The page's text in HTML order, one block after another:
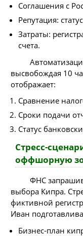
Соглашения с
Репутация:
Затраты:
счета.
высвобождая 10
отображает:
Сравнение
Сроки подачи
Статус
Стресс-
оффшорную
ФНС
выбора Кипра.
фиктивной
Иван
Бизнес-план